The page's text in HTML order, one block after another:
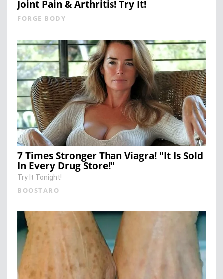
Joint Pain & Arthritis! Try It!
FORGE BODY
7 Times Stronger Than Viagra! "It Is Sold
In Every Drug Store!"
Try It Tonight!
BOOSTARO